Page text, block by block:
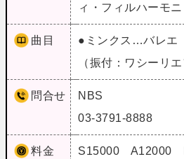
ィ・フィルハーモ
曲目
●ミンクス…バレエ
（振付：ワシーリエ
問合せ
NBS
03-3791-8888
料金
S15000